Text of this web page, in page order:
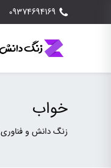
09374694169
خواب
زنگ دانش و فناوری